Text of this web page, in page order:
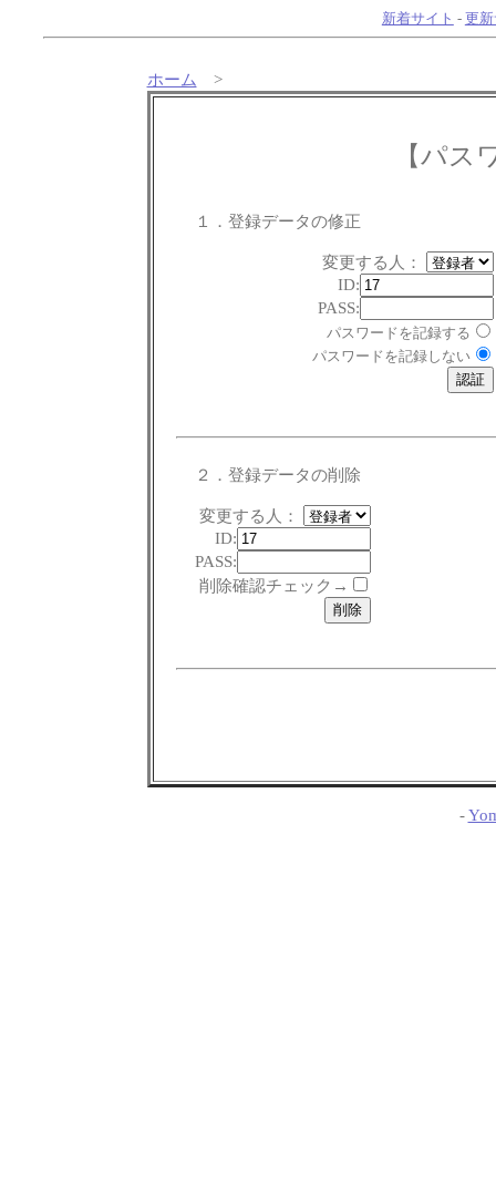
新着サイト - 更
ホーム >
【パス
１．登録データの修正
変更する人：
ID:
PASS:
パスワードを記録する
パスワードを記録しない
２．登録データの削除
変更する人：
ID:
PASS:
削除確認チェック→
-